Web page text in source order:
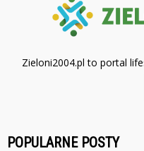
Zieloni2004.pl to portal
POPULARNE POSTY